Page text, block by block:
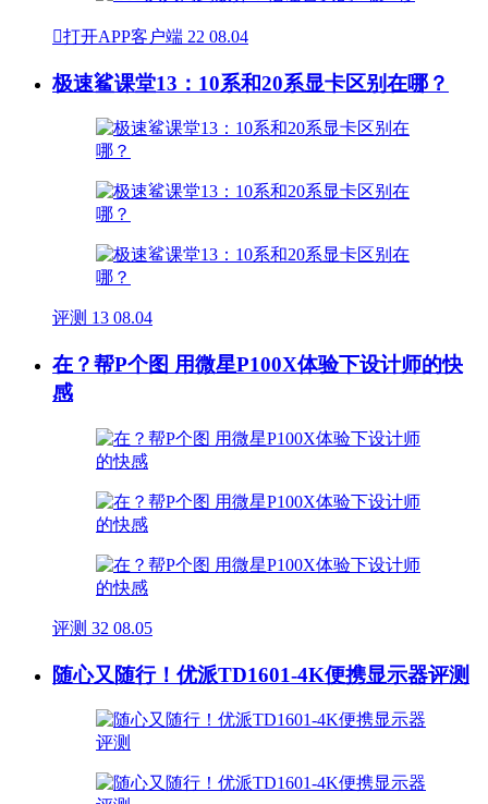
打开APP客户端 22 08.04
极速鲨课堂13：10系和20系显卡区别在哪？
评测 13 08.04
在？帮P个图 用微星P100X体验下设计师的快
感
评测 32 08.05
随心又随行！优派TD1601-4K便携显示器评测